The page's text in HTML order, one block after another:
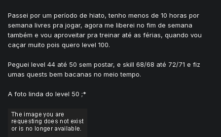
Passei por um período de hiato, tenho menos de 10 horas por
semana livres pra jogar, agora me liberei no fim de semana
também e vou aproveitar pra treinar até as férias, quando vou
caçar muito pois quero level 100.
Peguei level 44 até 50 sem postar, e skill 68/68 até 72/71 e fiz
umas quests bem bacanas no meio tempo.
A foto linda do level 50 ;*